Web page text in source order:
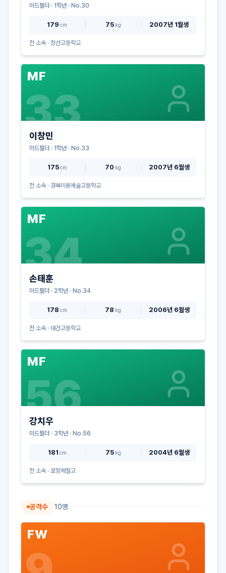
미드필더 · 1학년 · No.30
179 cm 75 kg 2007년 1월생
전 소속 · 창선고등학교
MF
33
이창민
미드필더 · 1학년 · No.33
175cm 70 kg 2007년 6월생
전 소속 · 경북미용예술고등학교
MF
34
손태훈
미드필더 · 2학년 · No.34
178 cm 78 kg 2006년 6월생
전 소속 · 대건고등학교
MF
56
강치우
미드필더 · 3학년 · No.56
181 cm 75 kg 2004년 6월생
전 소속 · 포항제철고
공격수 10명
FW